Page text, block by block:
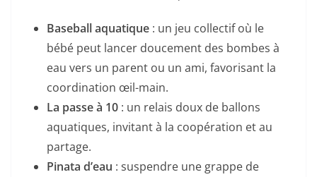
Baseball aquatique : un jeu collectif où le
bébé peut lancer doucement des bombes à
eau vers un parent ou un ami, favorisant la
coordination œil-main.
La passe à 10 : un relais doux de ballons
aquatiques, invitant à la coopération et au
partage.
Pinata d’eau : suspendre une grappe de